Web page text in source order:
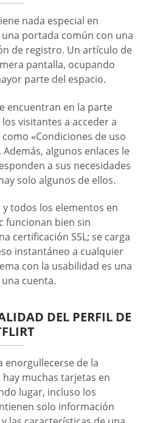
nada especial en
portada común con una
de registro. Un artículo de
pantalla, ocupando
parte del espacio.
encuentran en la parte
visitantes a acceder a
«Condiciones de uso
algunos enlaces le
a sus necesidades
solo algunos de ellos.
todos los elementos en
funcionan bien sin
certificación SSL; se carga
instantáneo a cualquier
con la usabilidad es una
cuenta.
DEL PERFIL DE
enorgullecerse de la
muchas tarjetas en
lugar, incluso los
solo información